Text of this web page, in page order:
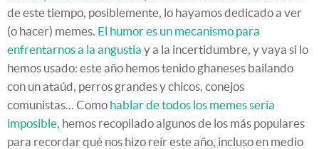
de este tiempo, posiblemente, lo hayamos dedicado a ver
(o hacer) memes. El humor es un mecanismo para
enfrentarnos a la angustia y a la incertidumbre, y vaya si lo
hemos usado: este año hemos tenido ghaneses bailando
con un ataúd, perros grandes y chicos, conejos
comunistas... Como hablar de todos los memes sería
imposible , hemos recopilado algunos de los más populares
para recordar qué nos hizo reír este año, incluso en medio